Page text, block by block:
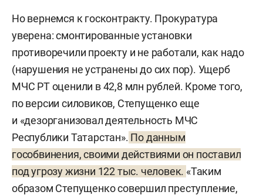
Но вернемся к госконтракту. Прокуратура
уверена: смонтированные установки
противоречили проекту и не работали, как надо
(нарушения не устранены до сих пор). Ущерб
МЧС РТ оценили в 42,8 млн рублей. Кроме того,
по версии силовиков, Степущенко еще
и «дезорганизовал деятельность МЧС
Республики Татарстан». По данным
гособвинения, своими действиями он поставил
под угрозу жизни 122 тыс. человек. «Таким
образом Степущенко совершил преступление,